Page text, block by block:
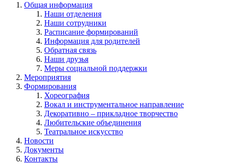
Общая информация
Наши отделения
Наши сотрудники
Расписание формирований
Информация для родителей
Обратная связь
Наши друзья
Меры социальной поддержки
Мероприятия
Формирования
Хореография
Вокал и инструментальное направление
Декоративно – прикладное творчество
Любительские объединения
Театральное искусство
Новости
Документы
Контакты